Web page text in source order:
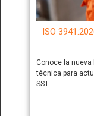
ISO
Conoce la nueva
técnica para
SST…